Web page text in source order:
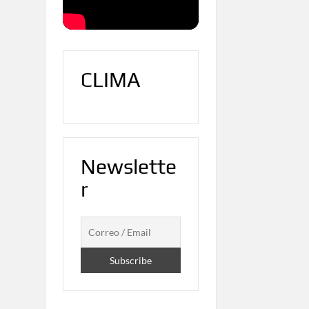
CLIMA
Newslette
r